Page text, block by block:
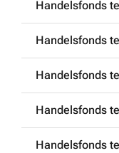
Handelsfonds
Handelsfonds
Handelsfonds
Handelsfonds
Handelsfonds